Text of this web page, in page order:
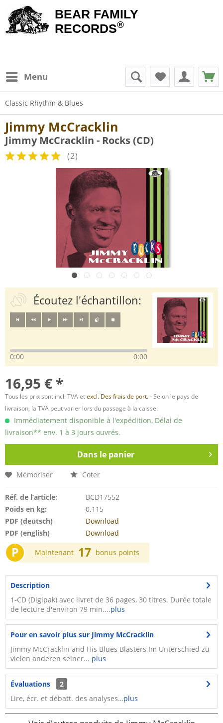
BEAR FAMILY
RECORDS®
Menu
Classic Rhythm & Blues
Jimmy McCracklin
Jimmy McCracklin - Rocks (CD)
(2)
Écoutez l'échantillon:
0:00 0:00
16,95 € *
Tous les prix sont incl. TVA etexcl. Des frais de port.- Selon le pays de
livraison, la TVA peut varier lors du passage à la caisse.
Immédiatement disponible à l'expédition, Délai de
livraison** env. 1 à 3 jours ouvrés.
Dans le panier
Mémoriser Coter
Réf. de l’article:
BCD17552
Poids en kg:
0.115
PDF (deutsch)
Download
PDF (english)
Download
P Maintenant 17 bonus points
Description
1-CD (Digipak) avec livret de 36 pages, 30 titres. Durée totale
de lecture d'environ 79 min....plus
Pour en savoir plus sur Jimmy McCracklin
Jimmy McCracklin and His Blues Blasters Im Unterschied zu
vielen anderen seiner... plus
Évaluations
2
Lire, écr. et débatt. des analyses…plus